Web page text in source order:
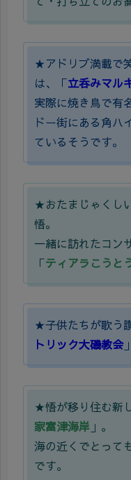
★アドリブ満載で
は、「立呑みマル
実際に焼き鳥で有
ドー街にある角ハ
ているそうです。
★おたまじゃくし
悟。
一緒に訪れたコン
「ティアラこうと
★子供たちが歌う
トリック大磯教会
★悟が移り住む新
家富津海岸 」。
海の近くでとって
です。